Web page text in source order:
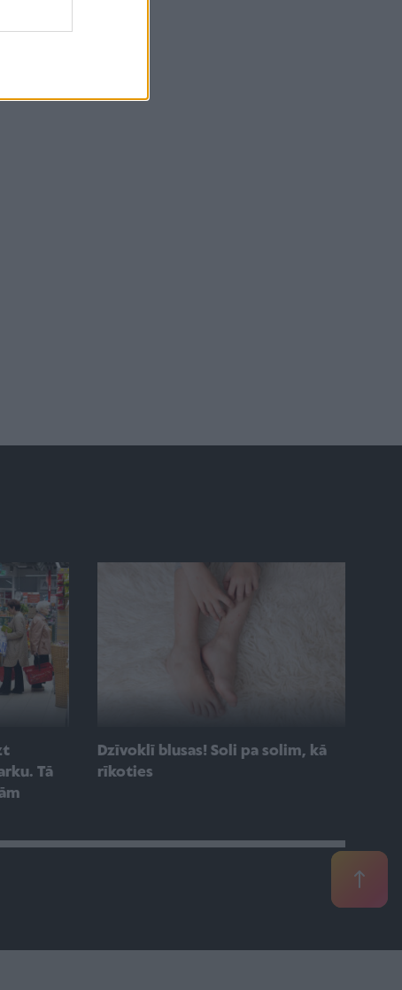
Tā
Dzīvoklī blusas! Soli pa solim, kā
rīkoties